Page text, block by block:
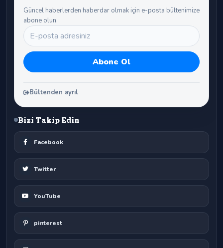
Güncel haberlerden haberdar olmak için e-posta bültenimize
abone olun.
Bültenden ayrıl
Bizi Takip Edin
Facebook
Twitter
YouTube
pinterest